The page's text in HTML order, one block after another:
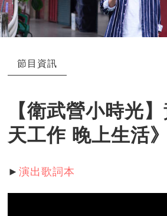
節目資訊
【衛武營小時光
天工作 晚上生活
►演出歌詞本